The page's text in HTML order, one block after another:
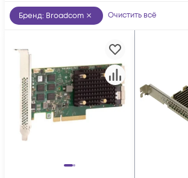
Бренд: Broadcom Очистить всё